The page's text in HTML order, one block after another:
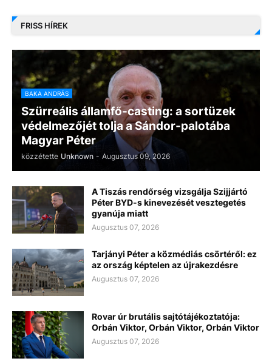
FRISS HÍREK
BAKA ANDRÁS
Szürreális államfő-casting: a sortüzek
védelmezőjét tolja a Sándor-palotába
Magyar Péter
közzétette Unknown - Augusztus 09, 2026
A Tiszás rendőrség vizsgálja Szijjártó
Péter BYD-s kinevezését vesztegetés
gyanúja miatt
Augusztus 07, 2026
Tarjányi Péter a közmédiás csörtéről: ez
az ország képtelen az újrakezdésre
Augusztus 07, 2026
Rovar úr brutális sajtótájékoztatója:
Orbán Viktor, Orbán Viktor, Orbán Viktor
Augusztus 07, 2026